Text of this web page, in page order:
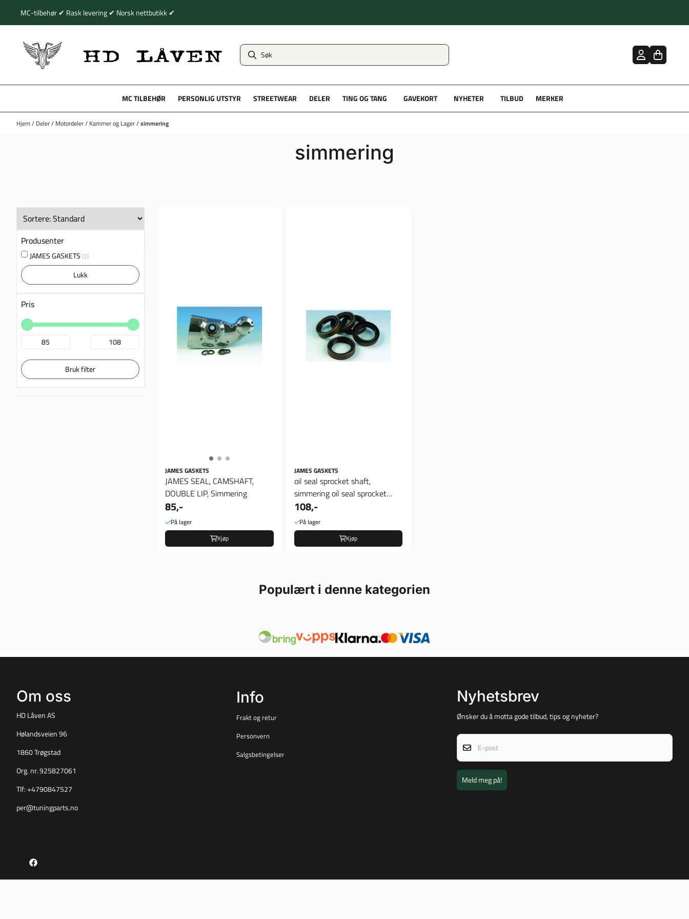
Hopp til innhold
MC-tilbehør ✔ Rask levering ✔ Norsk nettbutikk ✔
MC TILBEHØR PERSONLIG UTSTYR STREETWEAR DELER TING OG TANG GAVEKORT NYHETER TILBUD MERKER
Hjem/ Deler/ Motordeler/ Kammer og Lager/simmering
simmering
Produsenter
JAMES GASKETS (2)
Lukk
Pris
Bruk filter
JAMES GASKETS
JAMES SEAL, CAMSHAFT,
DOUBLE LIP, Simmering
85,-
På lager
Kjøp
JAMES GASKETS
oil seal sprocket shaft,
simmering oil seal sprocket
shaft
108,-
På lager
Kjøp
Populært i denne kategorien
Om oss
HD Låven AS
Hølandsveien 96
1860 Trøgstad
Org. nr. 925827061
Tlf: +4790847527
per@tuningparts.no
Info
Frakt og retur
Personvern
Salgsbetingelser
Nyhetsbrev
Ønsker du å motta gode tilbud, tips og nyheter?
E-post
Meld meg på!